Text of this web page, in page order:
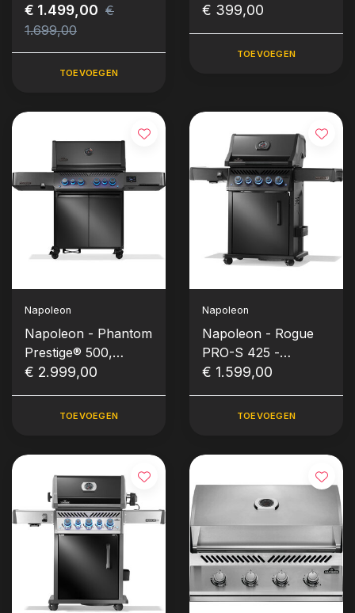
gietijzeren roosters,
zwart
€ 1.499,00 €
1.699,00
TOEVOEGEN
PRO285X, met
elektrisch
€ 399,00
TOEVOEGEN
Napoleon
Napoleon - Phantom
Prestige® 500,
Connected, gegoten
matzwart
€ 2.999,00
TOEVOEGEN
Napoleon
Napoleon - Rogue
PRO-S 425 -
Phantom
€ 1.599,00
TOEVOEGEN